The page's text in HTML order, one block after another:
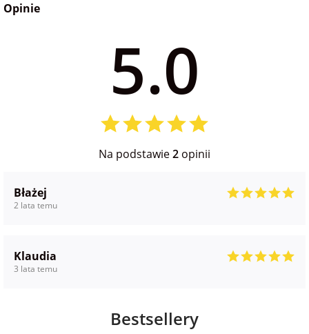
na wieczór
Opinie
5.0
Na podstawie2 opinii
Błażej
2 lata temu
Klaudia
3 lata temu
Bestsellery